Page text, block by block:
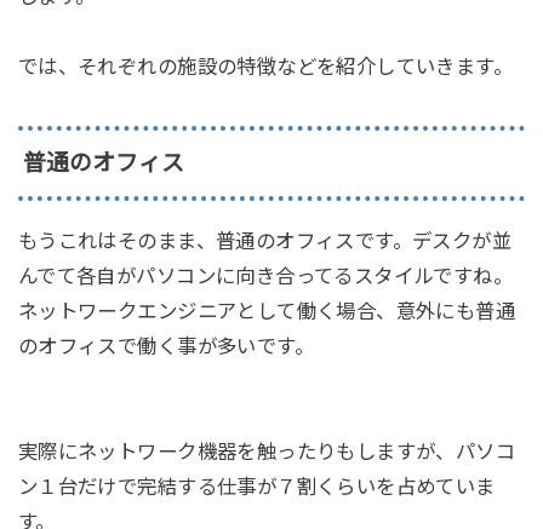
では、それぞれの施設の特徴などを紹介していきます。
普通のオフィス
もうこれはそのまま、普通のオフィスです。デスクが並
んでて各自がパソコンに向き合ってるスタイルですね。
ネットワークエンジニアとして働く場合、意外にも普通
のオフィスで働く事が多いです。
実際にネットワーク機器を触ったりもしますが、パソコ
ン１台だけで完結する仕事が７割くらいを占めていま
す。